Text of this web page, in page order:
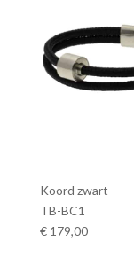
Koord zwart
TB-BC1
€ 179,00